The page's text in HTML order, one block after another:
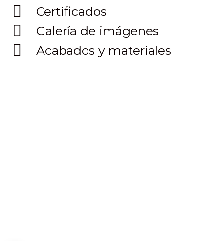
Certificados
Galería de imágenes
Acabados y materiales